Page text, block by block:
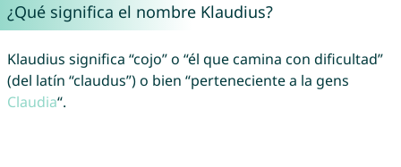
¿Qué significa el nombre Klaudius?
Klaudius significa “cojo” o “él que camina con dificultad”
(del latín “claudus”) o bien “perteneciente a la gens
Claudia“.